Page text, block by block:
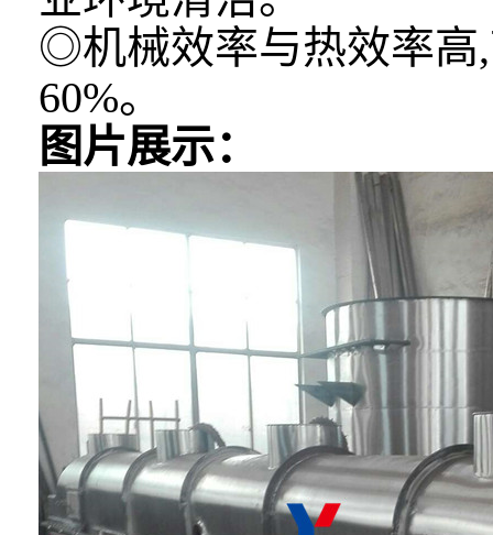
◎机械效率与热效率高
60%。
图片展示：